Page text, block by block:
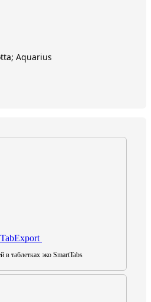
Aquarius
таблетках эко SmartTabs